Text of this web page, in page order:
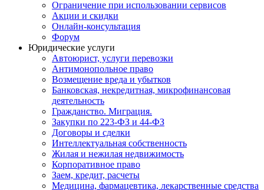
Ограничение при использовании сервисов
Акции и скидки
Онлайн-консультация
Форум
Юридические услуги
Автоюрист, услуги перевозки
Антимонопольное право
Возмещение вреда и убытков
Банковская, некредитная, микрофинансовая
деятельность
Гражданство. Миграция.
Закупки по 223-ФЗ и 44-ФЗ
Договоры и сделки
Интеллектуальная собственность
Жилая и нежилая недвижимость
Корпоративное право
Заем, кредит, расчеты
Медицина, фармацевтика, лекарственные средства